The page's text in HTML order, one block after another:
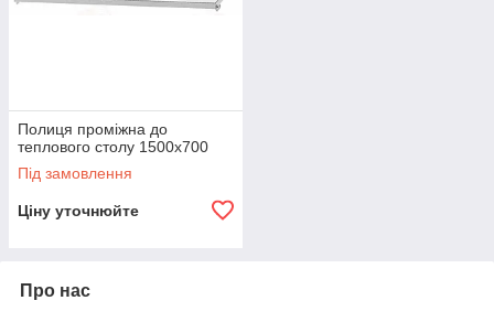
Полиця проміжна до
теплового столу 1500х700
Під замовлення
Ціну уточнюйте
Про нас